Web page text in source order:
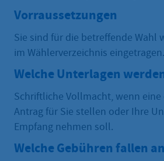
Vorraussetzungen
Sie sind für die betreffende Wahl
im Wählerverzeichnis eingetragen.
Welche Unterlagen
Schriftliche Vollmacht, wenn
Antrag für Sie stellen oder Ihre
Empfang nehmen soll.
Welche Gebühren fallen